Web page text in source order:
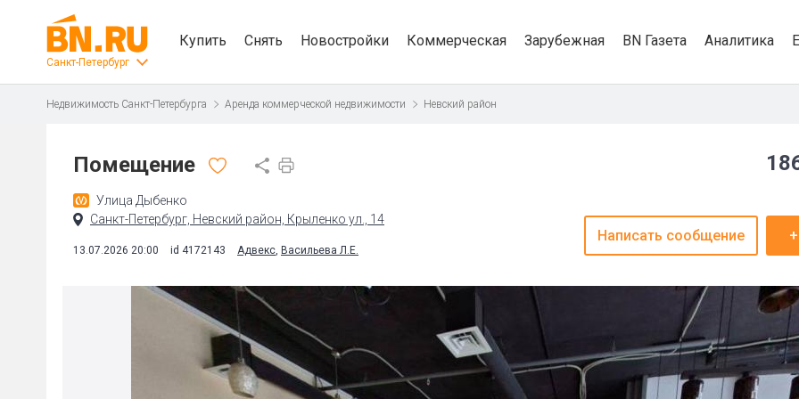
Санкт-Петербург
Купить Снять Новостройки Коммерческая Зарубежная BN Газета Аналитика
Недвижимость Санкт-Петербурга Аренда коммерческой недвижимости Невский район
Помещение
Улица Дыбенко
Санкт-Петербург, Невский район, Крыленко ул., 14
13.07.2026 20:00 id 4172143 Адвекс, Васильева Л.Е.
Написать сообщение